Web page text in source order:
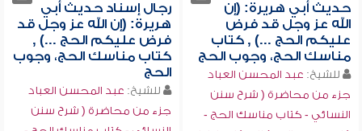
حديث أبي هريرة: (إن
الله عز وجل قد فرض
عليكم الحج ...) , كتاب
مناسك الحج، وجوب الحج
للشيخ: عبد المحسن العباد
جزء من محاضرة ( شرح سنن
النسائي - كتاب مناسك الحج -
رجال إسناد حديث أبي
هريرة: (إن الله عز وجل قد
فرض عليكم الحج ...) ,
كتاب مناسك الحج، وجوب
الحج
للشيخ: عبد المحسن العباد
جزء من محاضرة ( شرح سنن